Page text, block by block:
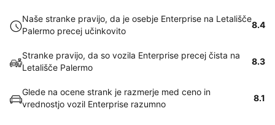
Naše stranke pravijo, da je osebje Enterprise na Letališče
Palermo precej učinkovito
8.4
Stranke pravijo, da so vozila Enterprise precej čista na
Letališče Palermo
8.3
Glede na ocene strank je razmerje med ceno in
vrednostjo vozil Enterprise razumno
8.1